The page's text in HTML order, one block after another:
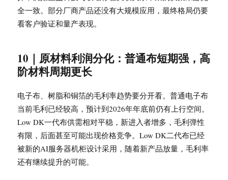
全一致。部分厂商产品还没有大规模应用，最终格局仍要
看客户验证和量产表现。
10｜原材料利润分化：普通布短期强，高
阶材料周期更长
电子布、树脂和铜箔的毛利率趋势要分开看。普通电子布
当前毛利已经较高，预计到2026年年底前仍有上行空间。
Low DK一代布供需相对平稳，新进入者增多，毛利弹性
有限，后面甚至可能出现价格竞争。Low DK二代布已经
被新的AI服务器机柜设计采用，随着新产品放量，毛利率
还有继续提升的可能。